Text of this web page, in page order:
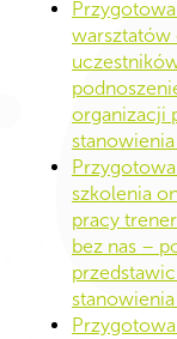
warsztatów
organizacji
stanowienia
szkolenia
pracy
bez nas –
stanowienia